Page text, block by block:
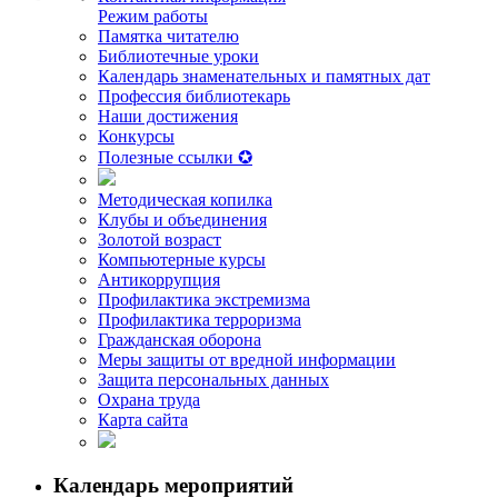
Режим работы
Памятка читателю
Библиотечные уроки
Календарь знаменательных и памятных дат
Профессия библиотекарь
Наши достижения
Конкурсы
Полезные ссылки ✪
Методическая копилка
Клубы и объединения
Золотой возраст
Компьютерные курсы
Антикоррупция
Профилактика экстремизма
Профилактика терроризма
Гражданская оборона
Меры защиты от вредной информации
Защита персональных данных
Охрана труда
Карта сайта
Календарь мероприятий